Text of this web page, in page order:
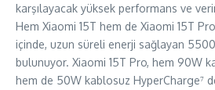
karşılayacak yüksek performans ve
Hem Xiaomi 15T hem de Xiaomi 15T
içinde, uzun süreli enerji sağlayan
bulunuyor. Xiaomi 15T Pro, hem 90W
hem de 50W kablosuz HyperCharge⁷